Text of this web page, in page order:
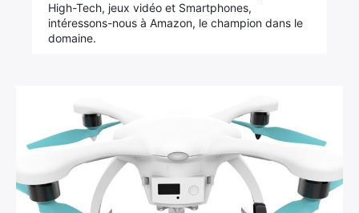
High-Tech, jeux vidéo et Smartphones,
intéressons-nous à Amazon, le champion dans le
domaine.